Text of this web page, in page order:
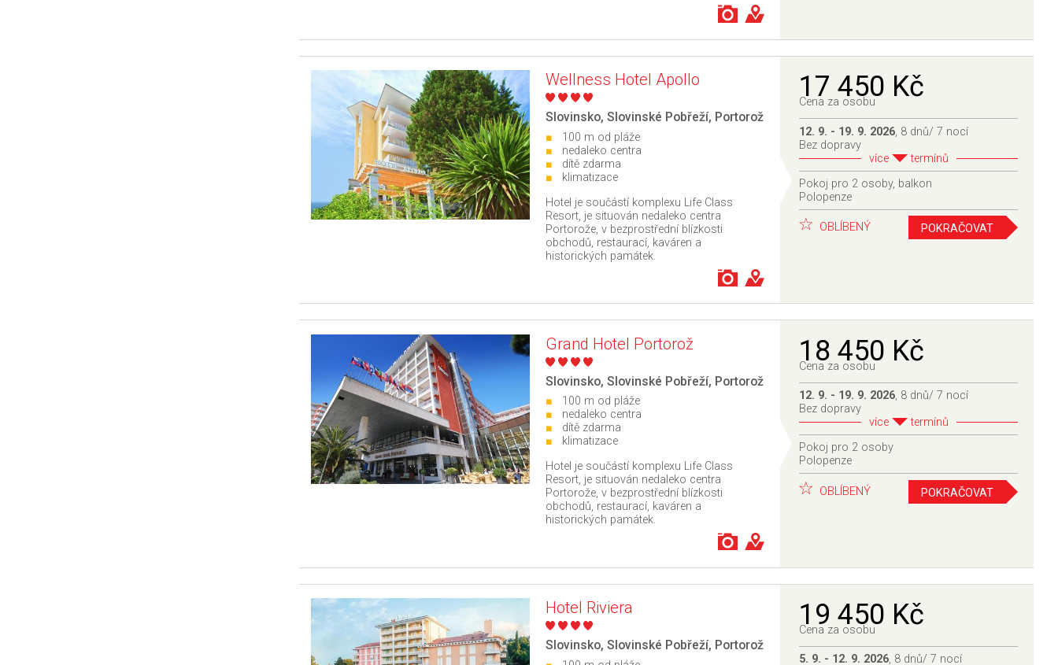
Wellness Hotel Apollo
Slovinsko,Slovinské Pobřeží, Portorož
100 m od pláže
nedaleko centra
dítě zdarma
klimatizace
Hotel je součástí komplexu Life Class
Resort, je situován nedaleko centra
Portorože, v bezprostřední blízkosti
obchodů, restaurací, kaváren a
historických památek.
17 450 Kč
Cena za osobu
12. 9. - 19. 9. 2026, 8 dnů/ 7 nocí
Bez dopravy
více
termínů
Pokoj pro 2 osoby, balkon
Polopenze
OBLÍBENÝ POKRAČOVAT
Grand Hotel Portorož
Slovinsko,Slovinské Pobřeží, Portorož
100 m od pláže
nedaleko centra
dítě zdarma
klimatizace
Hotel je součástí komplexu Life Class
Resort, je situován nedaleko centra
Portorože, v bezprostřední blízkosti
obchodů, restaurací, kaváren a
historických památek.
18 450 Kč
Cena za osobu
12. 9. - 19. 9. 2026, 8 dnů/ 7 nocí
Bez dopravy
více
termínů
Pokoj pro 2 osoby
Polopenze
OBLÍBENÝ POKRAČOVAT
Hotel Riviera
Slovinsko,Slovinské Pobřeží, Portorož
19 450 Kč
Cena za osobu
5. 9. - 12. 9. 2026, 8 dnů/ 7 nocí